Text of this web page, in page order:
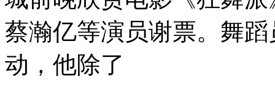
蔡瀚亿等演员谢票。舞
动，他除了